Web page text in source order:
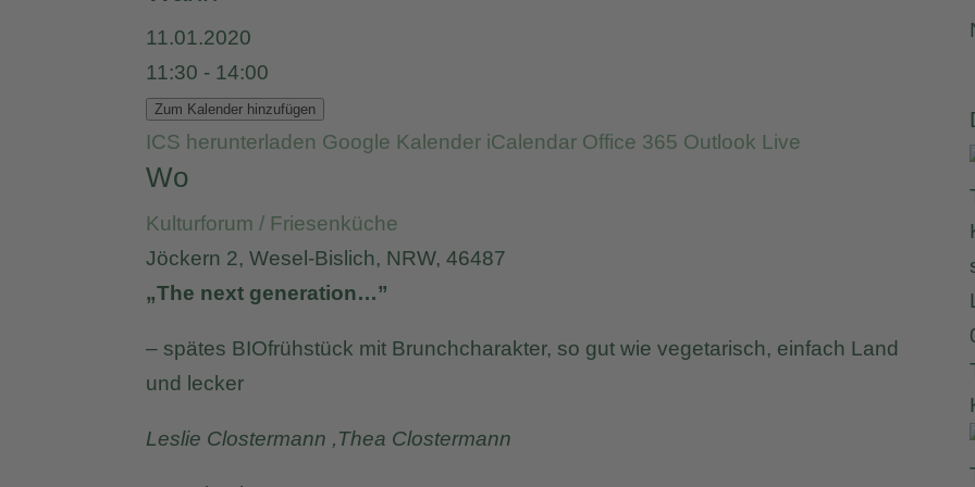
11.01.2020
11:30 - 14:00
Zum Kalender hinzufügen
ICS herunterladen Google Kalender iCalendar Office 365 Outlook Live
Wo
Kulturforum / Friesenküche
Jöckern 2, Wesel-Bislich, NRW, 46487
„The next generation…”
– spätes BIOfrühstück mit Brunchcharakter, so gut wie vegetarisch, einfach Land
und lecker
Leslie Clostermann ,Thea Clostermann